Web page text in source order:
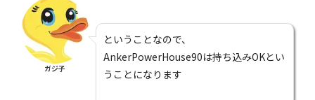
ガジ子
ということなので、
AnkerPowerHouse90は持ち込みOKとい
うことになります